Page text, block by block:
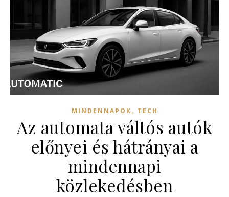
MINDENNAPOK, TECH
Az automata váltós autók
előnyei és hátrányai a
mindennapi
közlekedésben